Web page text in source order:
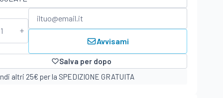
Avvisami
Salva per dopo
altri 25€ per la SPEDIZIONE GRATUITA